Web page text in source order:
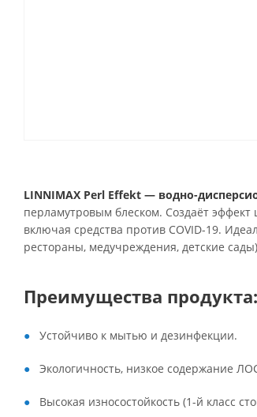
LINNIMAX Perl Effekt — водно-
перламутровым блеском. Создаёт
включая средства против COVID-19.
рестораны, медучреждения, детские
Преимущества продукта:
Устойчиво к мытью и дезинфекции.
Экологичность, низкое содержание
Высокая износостойкость (1-й класс